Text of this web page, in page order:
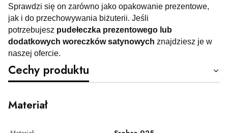
Sprawdzi się on zarówno jako opakowanie prezentowe,
jak i do przechowywania biżuterii. Jeśli
potrzebujesz pudełeczka prezentowego lub
dodatkowych woreczków satynowych znajdziesz je w
naszej ofercie.
Cechy produktu
Materiał